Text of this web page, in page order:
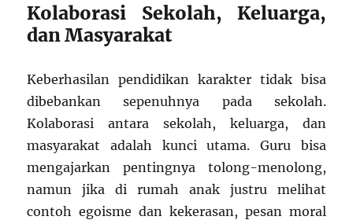
Kolaborasi Sekolah, Keluarga,
dan Masyarakat
Keberhasilan pendidikan karakter tidak bisa
dibebankan sepenuhnya pada sekolah.
Kolaborasi antara sekolah, keluarga, dan
masyarakat adalah kunci utama. Guru bisa
mengajarkan pentingnya tolong-menolong,
namun jika di rumah anak justru melihat
contoh egoisme dan kekerasan, pesan moral